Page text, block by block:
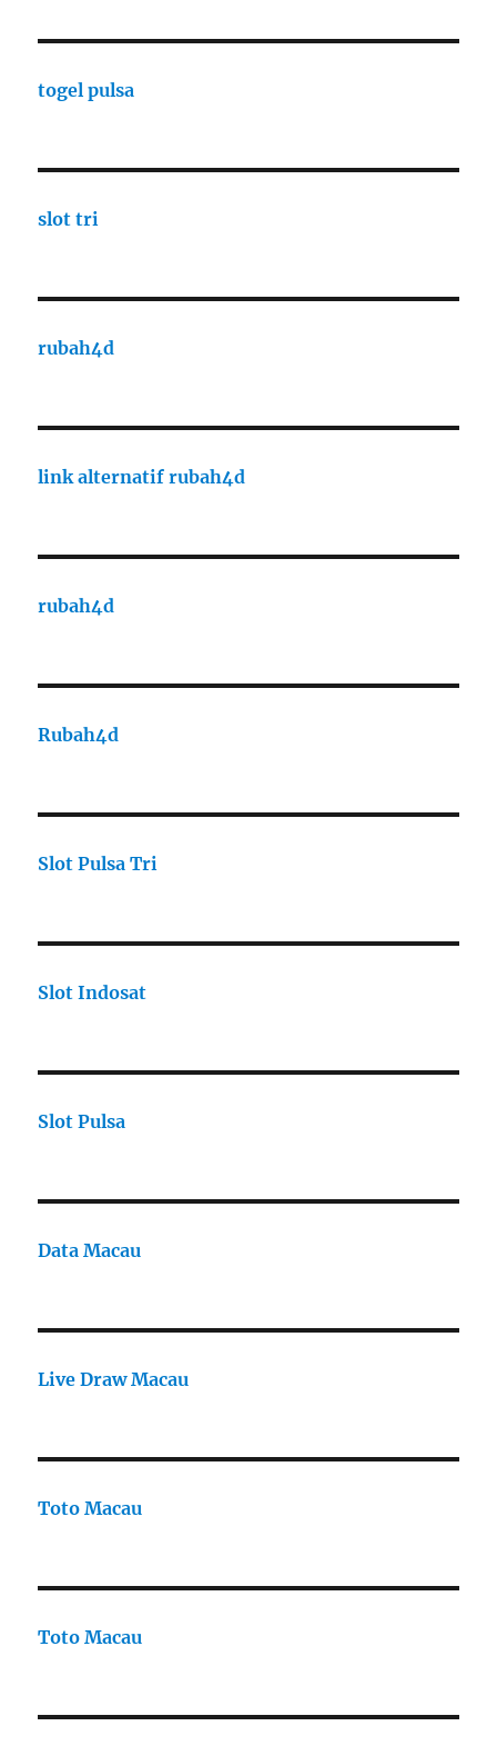
togel pulsa
slot tri
rubah4d
link alternatif rubah4d
rubah4d
Rubah4d
Slot Pulsa Tri
Slot Indosat
Slot Pulsa
Data Macau
Live Draw Macau
Toto Macau
Toto Macau